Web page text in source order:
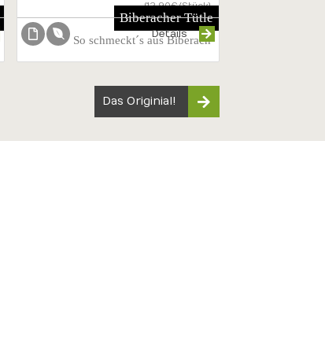
Biberacher Tütle
So schmeckt´s aus Biberach
{12.90€/Stück}
Details
Das Originial!